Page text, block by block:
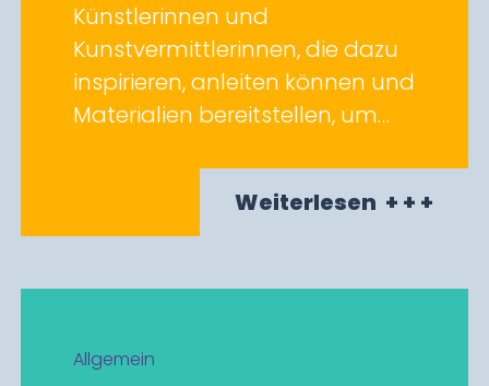
Künstlerinnen und
Kunstvermittlerinnen, die dazu
inspirieren, anleiten können und
Materialien bereitstellen, um…
Weiterlesen + + +
Allgemein